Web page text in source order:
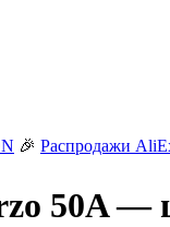
🎉 Распродажи
50A —